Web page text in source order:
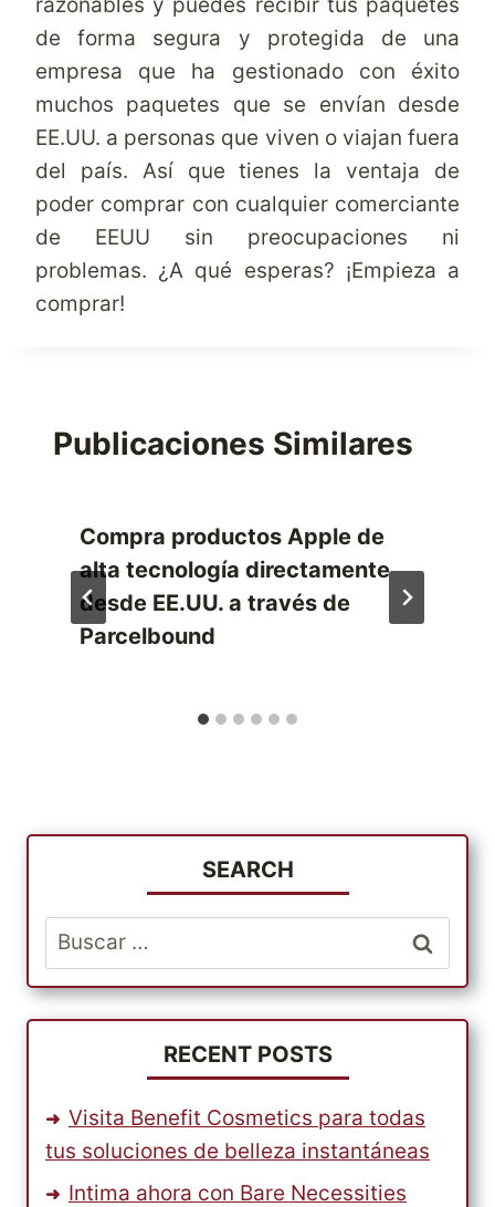
de forma segura y protegida de una
empresa que ha gestionado con éxito
muchos paquetes que se envían desde
EE.UU. a personas que viven o viajan fuera
del país. Así que tienes la ventaja de
poder comprar con cualquier comerciante
de EEUU sin preocupaciones ni
problemas. ¿A qué esperas? ¡Empieza a
comprar!
Publicaciones Similares
Compra productos Apple de
alta tecnología directamente
desde EE.UU. a través de
Parcelbound
SEARCH
Buscar:
RECENT POSTS
Visita Benefit Cosmetics para todas
tus soluciones de belleza instantáneas
Intima ahora con Bare Necessities